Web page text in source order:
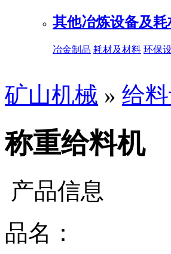
其他冶炼设备及耗
冶金制品 耗材及材料 环保
矿山机械 » 给
称重给料机
产品信息
品名：